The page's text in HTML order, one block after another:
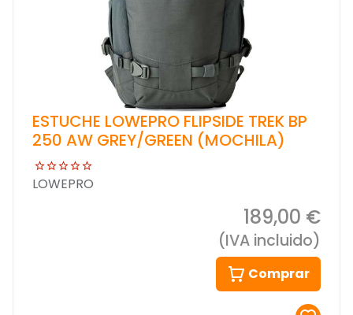
ESTUCHE LOWEPRO FLIPSIDE TREK BP
250 AW GREY/GREEN (MOCHILA)
LOWEPRO
189,00 €
(IVA incluido)
Comprar